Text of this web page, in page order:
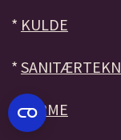
* KULDE
*
*VARME